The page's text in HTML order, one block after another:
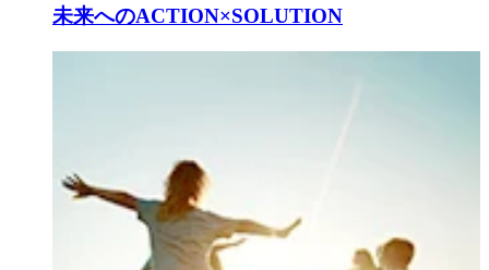
未来へのACTION×SOLUTION